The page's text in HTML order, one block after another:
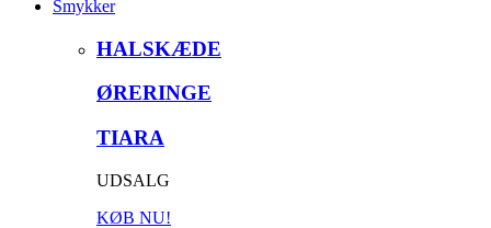
Smykker
HALSKÆDE
ØRERINGE
TIARA
UDSALG
KØB NU!